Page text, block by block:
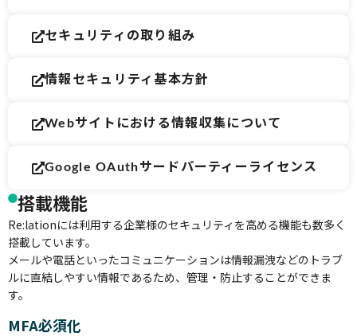
セキュリティの取り組み
情報セキュリティ基本方針
Webサイトにおける情報収集について
Google OAuthサードパーティーライセンス
搭載機能
Re:lationには利用する企業様のセキュリティを高める機能も数多く
搭載しています。
メールや電話といったコミュニケーションは情報漏洩などのトラブ
ルに直結しやすい情報であるため、管理・防止することができま
す。
MFA必須化